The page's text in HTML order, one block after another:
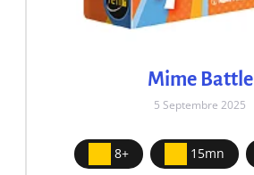
Mime Battle
5 Septembre 2025
8+ 15mn